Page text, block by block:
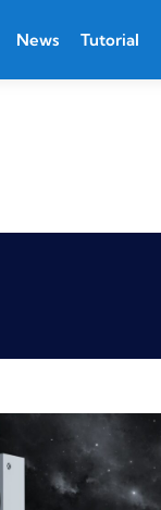
News Tutorial